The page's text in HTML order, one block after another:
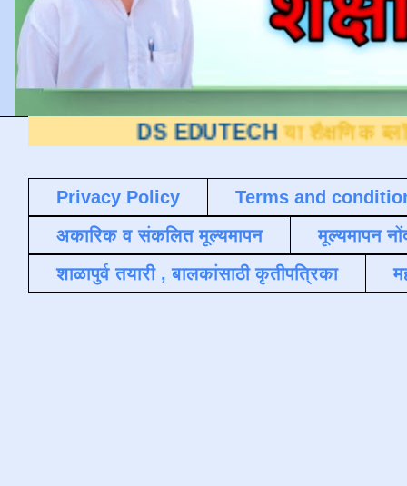
DS EDUTECH या शैक्षणिक ब्लॉगवर आपले
Privacy Policy
Terms and
अकारिक व संकलित मूल्यमापन
मूल्यमापन
शाळापुर्व तयारी , बालकांसाठी कृतीपत्रिका